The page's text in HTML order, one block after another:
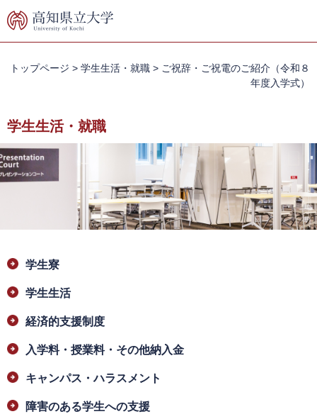
ー
ニ
て
本
文
へ
トップページ > 学生生活・就職 > ご祝辞・ご祝電のご紹介（令和８
年度入学式）
学生生活・就職
文
学生寮
学生生活
経済的支援制度
入学料・授業料・その他納入金
キャンパス・ハラスメント
障害のある学生への支援